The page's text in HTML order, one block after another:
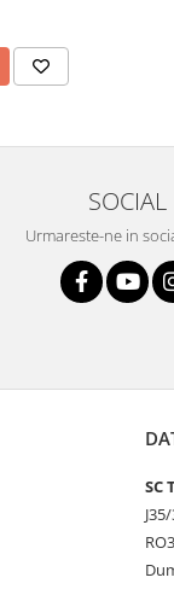
SOCIAL
Urmareste-ne in
SC